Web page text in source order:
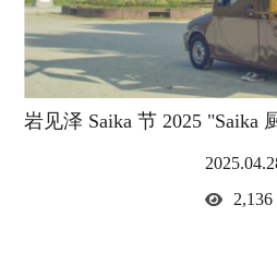
岩见泽 Saika 节 2025 "Saika
2,136